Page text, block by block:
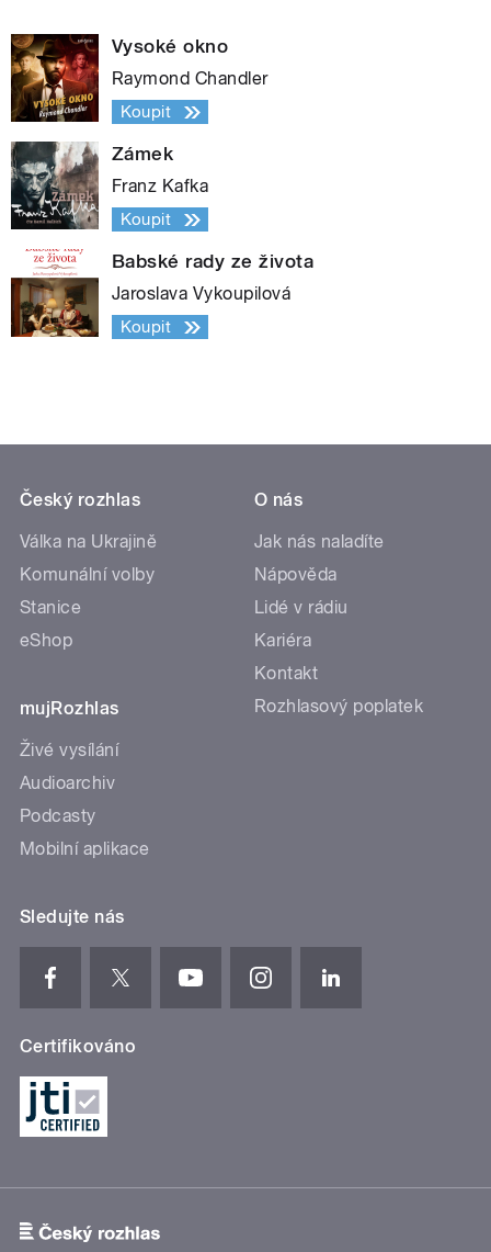
Vysoké okno
Raymond Chandler
Koupit
Zámek
Franz Kafka
Koupit
Babské rady ze života
Jaroslava Vykoupilová
Koupit
Český rozhlas
Válka na Ukrajině
Komunální volby
Stanice
eShop
mujRozhlas
Živé vysílání
Audioarchiv
Podcasty
Mobilní aplikace
O nás
Jak nás naladíte
Nápověda
Lidé v rádiu
Kariéra
Kontakt
Rozhlasový poplatek
Sledujte nás
Certifikováno